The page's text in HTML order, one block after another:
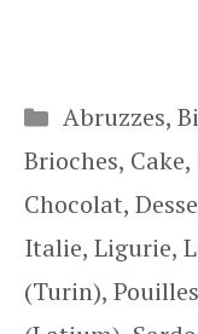
Catégories
Abruzzes,
Brioches, Cake,
Chocolat,
Italie, Ligurie,
(Turin), Pouilles